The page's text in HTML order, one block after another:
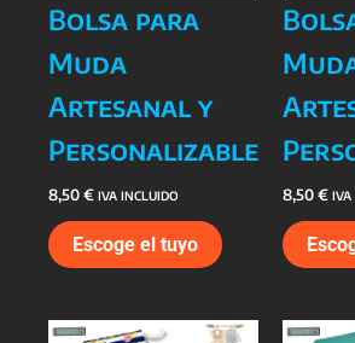
Bolsa para
Muda
Artesanal y
Personalizable
8,50€ IVA INCLUIDO
Escoge el tuyo
8,50€ IVA